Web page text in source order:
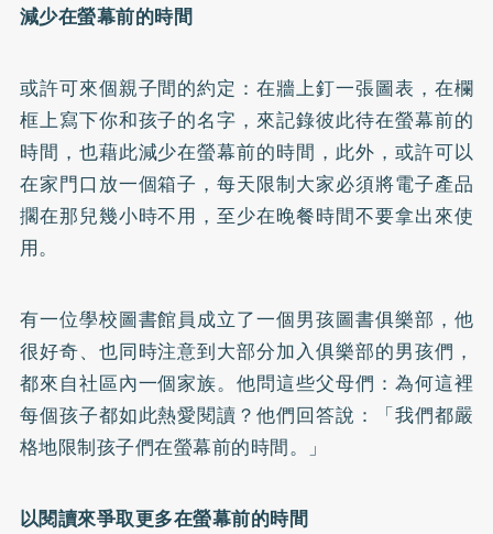
減少在螢幕前的時間
或許可來個親子間的約定：在牆上釘一張圖表，在欄
框上寫下你和孩子的名字，來記錄彼此待在螢幕前的
時間，也藉此減少在螢幕前的時間，此外，或許可以
在家門口放一個箱子，每天限制大家必須將電子產品
擱在那兒幾小時不用，至少在晚餐時間不要拿出來使
用。
有一位學校圖書館員成立了一個男孩圖書俱樂部，他
很好奇、也同時注意到大部分加入俱樂部的男孩們，
都來自社區內一個家族。他問這些父母們：為何這裡
每個孩子都如此熱愛閱讀？他們回答說：「我們都嚴
格地限制孩子們在螢幕前的時間。」
以閱讀來爭取更多在螢幕前的時間